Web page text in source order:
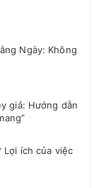
Ngày: Không
giả: Hướng dẫn
Lợi ích của việc